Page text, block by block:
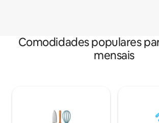
Comodidades populares
mensais